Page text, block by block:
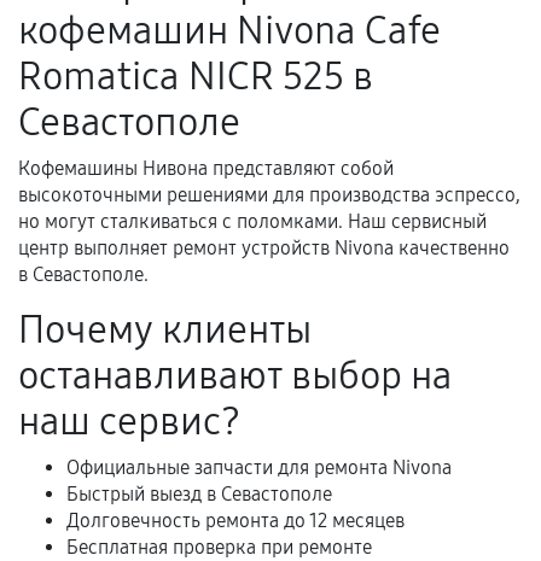
нормальной эксплуатации в течение
гарантийного срока.
Несоответствие комплектующей заявленным
техническим характеристикам.
Документы для подтверждения
гарантии
Акт выполненных работ с датой, перечнем
услуг и сроком гарантии.
Документы на установленные комплектующие
и кассовый чек.
Расширенная гарантия
кофемашин Nivona Cafe
Romatica NICR 525 в
Севастополе
Кофемашины Нивона представляют собой
высокоточными решениями для производства эспрессо,
но могут сталкиваться с поломками. Наш сервисный
центр выполняет ремонт устройств Nivona качественно
в Севастополе.
Почему клиенты
останавливают выбор на
наш сервис?
Официальные запчасти для ремонта Nivona
Быстрый выезд в Севастополе
Долговечность ремонта до 12 месяцев
Бесплатная проверка при ремонте